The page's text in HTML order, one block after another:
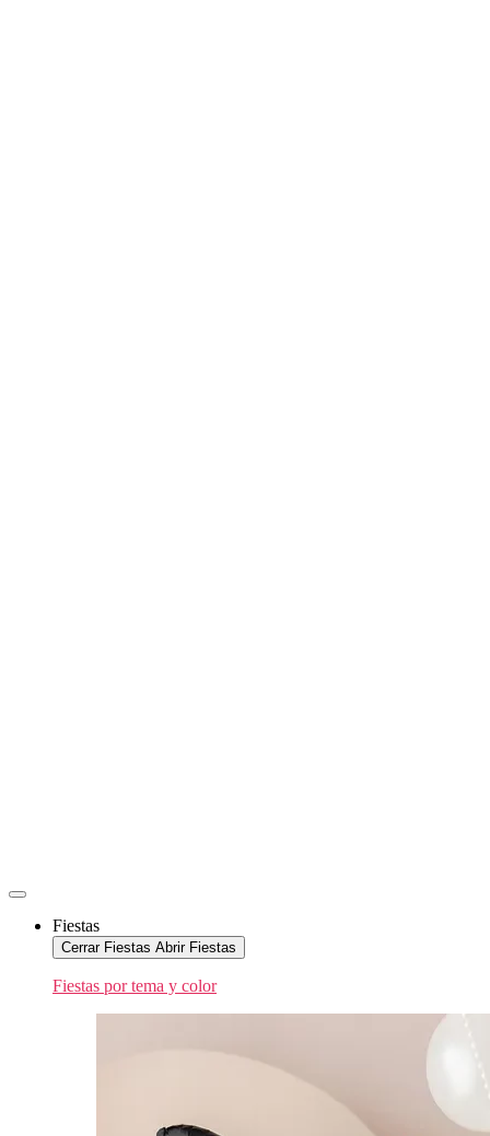
Fiestas
Cerrar Fiestas Abrir Fiestas
Fiestas por tema y color